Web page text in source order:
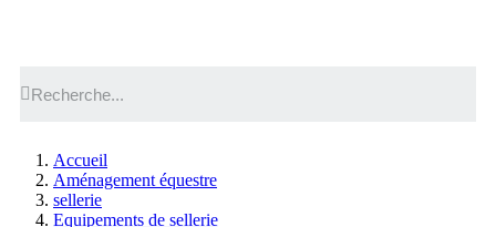
Accueil
Aménagement équestre
sellerie
Equipements de sellerie